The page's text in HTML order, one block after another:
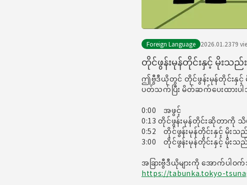
Foreign Language 2026.01.2379
တိုင်ဖွန်းမုန်တိုင်းနှင့် မိုးသည်း
ဤဗွီဒီယိုတွင် တိုင်ဖွန်းမုန်တိုင်းနှင့် မိုး
ပတ်သက်ပြီး မိတ်ဆက်ပေးထားပ
0:00 အဖွင့်
0:13 တိုင်ဖွန်းမုန်တိုင်းဆိုတာကို သိ
0:52 တိုင်ဖွန်းမုန်တိုင်းနှင့် မိုးသည်း
3:00 တိုင်ဖွန်းမုန်တိုင်းနှင့် မိုးသည်
အခြားဗွီဒီယိုများကို အောက်ပါ
https://tabunka.tokyo-